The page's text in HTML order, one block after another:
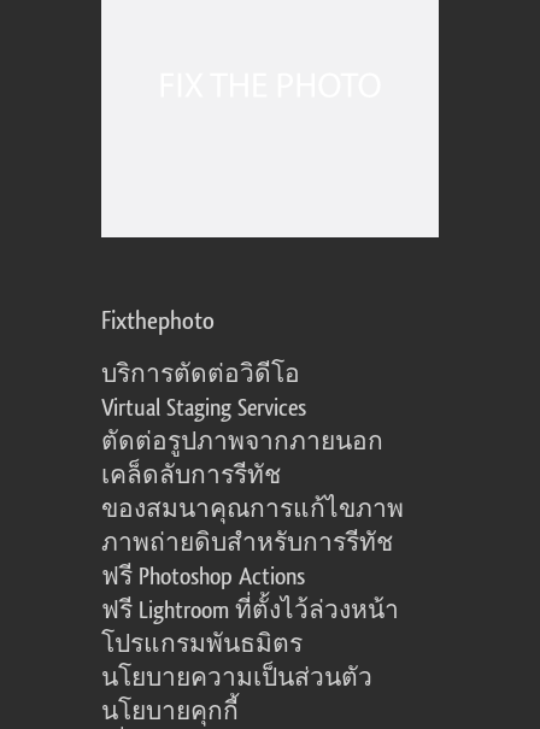
Fixthephoto
บริการตัดต่อวิดีโอ
Virtual Staging Services
ตัดต่อรูปภาพจากภายนอก
เคล็ดลับการรีทัช
ของสมนาคุณการแก้ไขภาพ
ภาพถ่ายดิบสำหรับการรีทัช
ฟรี Photoshop Actions
ฟรี Lightroom ที่ตั้งไว้ล่วงหน้า
โปรแกรมพันธมิตร
นโยบายความเป็นส่วนตัว
นโยบายคุกกี้